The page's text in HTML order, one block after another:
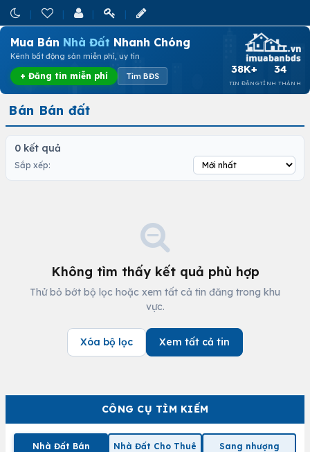
Mua Bán Nhà Đất Nhanh Chóng
Kênh bất động sản miễn phí, uy tín
+ Đăng tin miễn phí Tìm BĐS
38K+
TIN ĐĂNG
34
TỈNH THÀNH
CÔNG CỤ TÌM KIẾM
Nhà Đất Bán Nhà Đất Cho Thuê Sang nhượng
Bán Bán đất
0 kết quả
Sắp xếp:
Không tìm thấy kết quả phù hợp
Thử bỏ bớt bộ lọc hoặc xem tất cả tin đăng trong khu
vực.
Xóa bộ lọc Xem tất cả tin